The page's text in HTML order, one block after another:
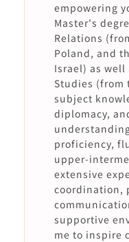
empowering
Master's
Relations
Poland, and
Israel) as
Studies (from
subject
diplomacy,
proficiency,
upper-
extensive
coordination,
supportive
me to inspire